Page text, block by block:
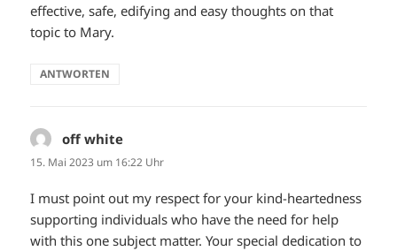
effective, safe, edifying and easy thoughts on that
topic to Mary.
ANTWORTEN
off white
15. Mai 2023 um 16:22 Uhr
I must point out my respect for your kind-heartedness
supporting individuals who have the need for help
with this one subject matter. Your special dedication to